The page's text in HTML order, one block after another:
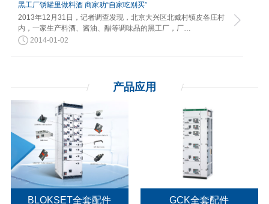
黑工厂锈罐里做料酒 商家劝“自家吃别买”
2013年12月31日，记者调查发现，北京大兴区北臧村镇皮各庄村
内，一家生产料酒、酱油、醋等调味品的黑工厂，厂…
2014-01-02
产品应用
BLOKSET全套配件 GCK全套配件